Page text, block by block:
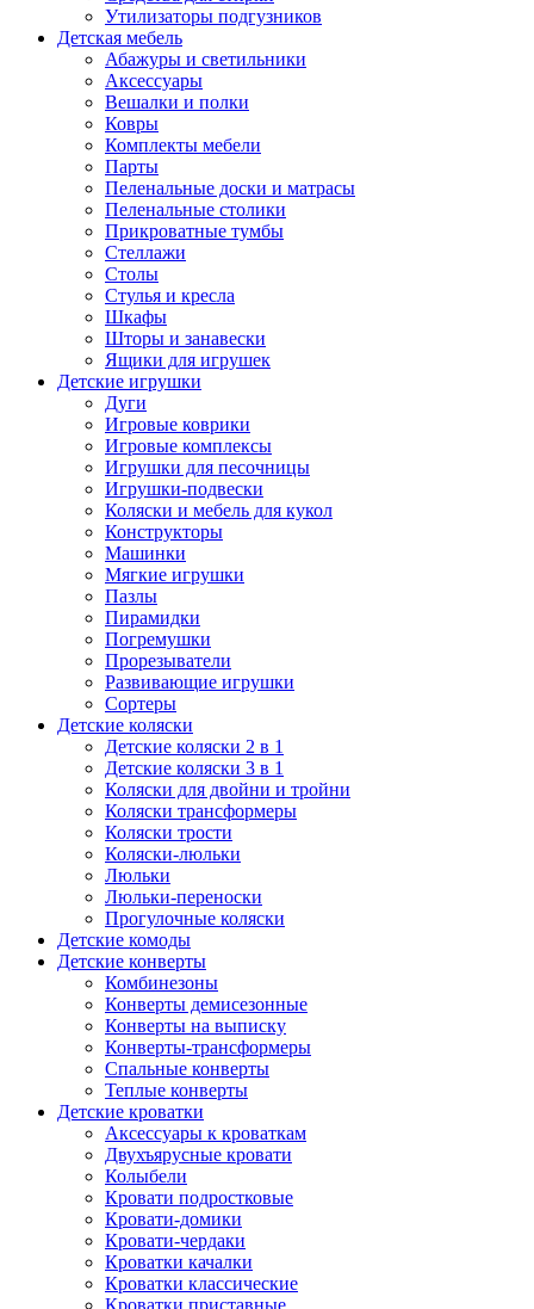
Утилизаторы подгузников
Детская мебель
Абажуры и светильники
Аксессуары
Вешалки и полки
Ковры
Комплекты мебели
Парты
Пеленальные доски и матрасы
Пеленальные столики
Прикроватные тумбы
Стеллажи
Столы
Стулья и кресла
Шкафы
Шторы и занавески
Ящики для игрушек
Детские игрушки
Дуги
Игровые коврики
Игровые комплексы
Игрушки для песочницы
Игрушки-подвески
Коляски и мебель для кукол
Конструкторы
Машинки
Мягкие игрушки
Пазлы
Пирамидки
Погремушки
Прорезыватели
Развивающие игрушки
Сортеры
Детские коляски
Детские коляски 2 в 1
Детские коляски 3 в 1
Коляски для двойни и тройни
Коляски трансформеры
Коляски трости
Коляски-люльки
Люльки
Люльки-переноски
Прогулочные коляски
Детские комоды
Детские конверты
Комбинезоны
Конверты демисезонные
Конверты на выписку
Конверты-трансформеры
Спальные конверты
Теплые конверты
Детские кроватки
Аксессуары к кроваткам
Двухъярусные кровати
Колыбели
Кровати подростковые
Кровати-домики
Кровати-чердаки
Кроватки качалки
Кроватки классические
Кроватки приставные